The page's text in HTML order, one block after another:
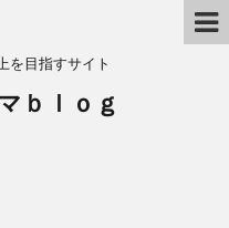
を目指すサイト
ｂｌｏｇ